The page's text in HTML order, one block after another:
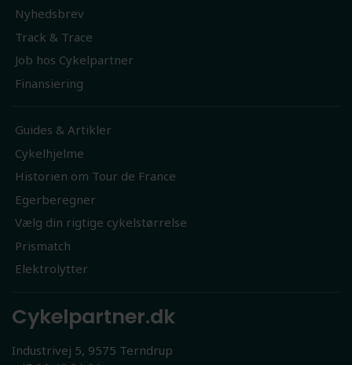
Nyhedsbrev
Track & Trace
Job hos Cykelpartner
Finansiering
Guides & Artikler
Cykelhjelme
Historien om Tour de France
Egerberegner
Vælg din rigtige cykelstørrelse
Prismatch
Elektrolytter
Cykelpartner.dk
Industrivej 5, 9575 Terndrup